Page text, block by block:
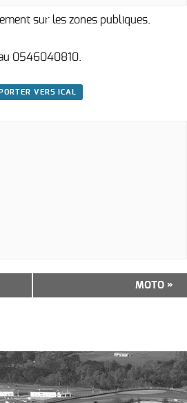
sur les zones publiques.
0546040810.
VERS ICAL
MOTO »